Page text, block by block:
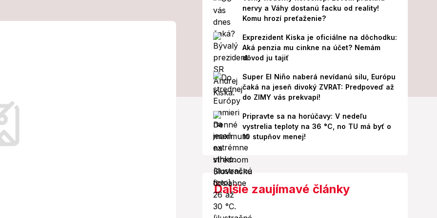
so zubami?
nervy a Váhy dostanú facku od reality!
Komu hrozí preťaženie?
Exprezident Kiska je oficiálne na dôchodku:
Aká penzia mu cinkne na účet? Nemám
dôvod ju tajiť
Super El Niño naberá nevídanú silu, Európu
čaká na jeseň divoký ZVRAT: Predpoveď až
do ZIMY vás prekvapí!
Pripravte sa na horúčavy: V nedeľu
vystrelia teploty na 36 °C, no TU má byť o
10 stupňov menej!
Ďalšie zaujímavé články